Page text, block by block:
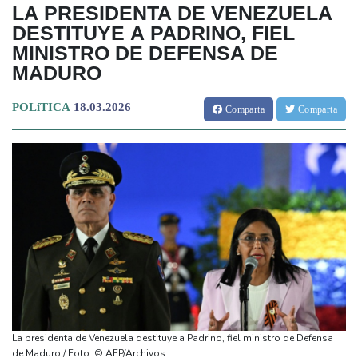
LA PRESIDENTA DE VENEZUELA
DESTITUYE A PADRINO, FIEL
MINISTRO DE DEFENSA DE
MADURO
POLíTICA 18.03.2026 Comparta Comparta
La presidenta de Venezuela destituye a Padrino, fiel ministro de Defensa
de Maduro / Foto: © AFP/Archivos